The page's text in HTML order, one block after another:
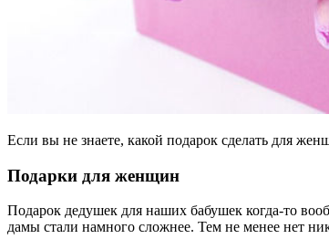
Если вы не знаете, какой подарок сделать для
Подарки для женщин
Подарок дедушек для наших бабушек когда-то
дамы стали намного сложнее. Тем не менее нет